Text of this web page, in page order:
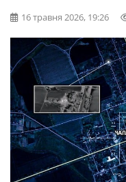
16 травня 2026, 19:26